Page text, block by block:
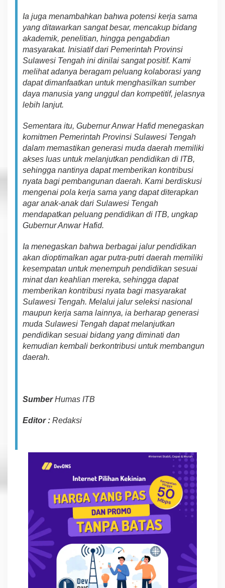
Ia juga menambahkan bahwa potensi kerja sama
yang ditawarkan sangat besar, mencakup bidang
akademik, penelitian, hingga pengabdian
masyarakat. Inisiatif dari Pemerintah Provinsi
Sulawesi Tengah ini dinilai sangatpositif. Kami
melihat adanya beragam peluang kolaborasi yang
dapat dimanfaatkan untuk menghasilkan sumber
daya manusia yang unggul dan kompetitif, jelasnya
lebih lanjut.
Sementara itu, Gubernur Anwar Hafid menegaskan
komitmen Pemerintah Provinsi Sulawesi Tengah
dalam memastikan generasi muda daerah memiliki
akses luas untuk melanjutkan pendidikan di ITB,
sehingga nantinya dapatmemberikan kontribusi
nyata bagi pembangunan daerah. Kami berdiskusi
mengenai pola kerja sama yang dapat diterapkan
agar anak-anakdari Sulawesi Tengah
mendapatkan peluang pendidikan di ITB, ungkap
Gubernur Anwar Hafid.
Ia menegaskan bahwa berbagai jalur pendidikan
akan dioptimalkan agar putra-putri daerah memiliki
kesempatan untukmenempuh pendidikan sesuai
minat dan keahlian mereka, sehingga dapat
memberikan kontribusi nyata bagi masyarakat
Sulawesi Tengah. Melalui jalur seleksi nasional
maupun kerja sama lainnya, ia berharap generasi
muda Sulawesi Tengah dapatmelanjutkan
pendidikan sesuai bidang yang diminati dan
kemudian kembali berkontribusi untukmembangun
daerah.
SumberHumas ITB
Editor : Redaksi